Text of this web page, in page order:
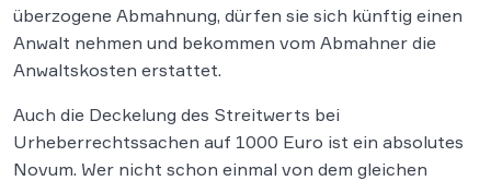
überzogene Abmahnung, dürfen sie sich künftig einen
Anwalt nehmen und bekommen vom Abmahner die
Anwaltskosten erstattet.
Auch die Deckelung des Streitwerts bei
Urheberrechtssachen auf 1000 Euro ist ein absolutes
Novum. Wer nicht schon einmal von dem gleichen